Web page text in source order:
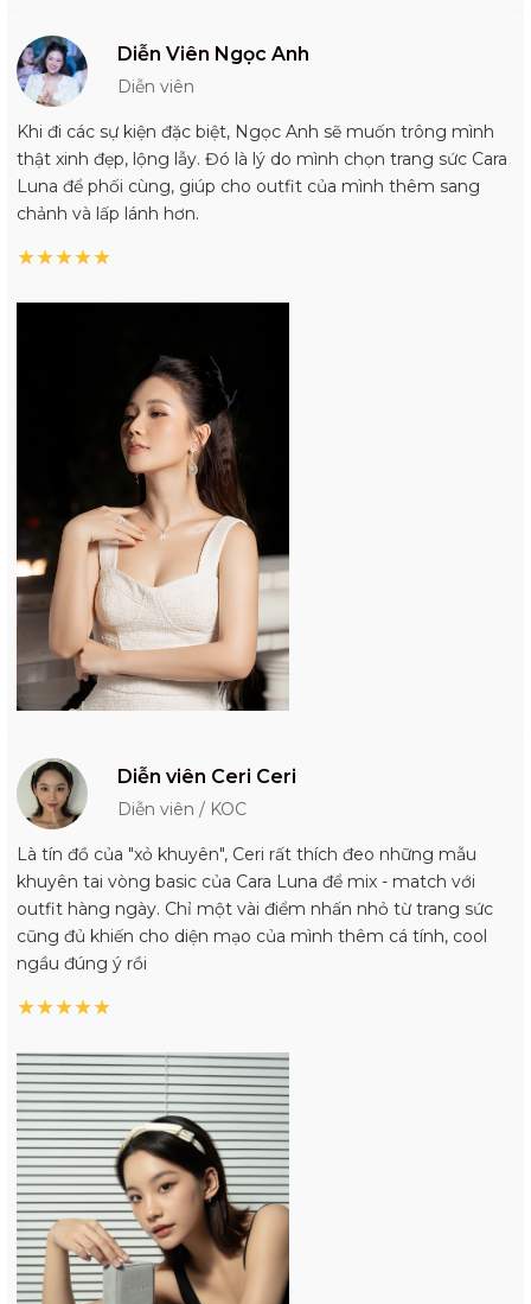
Diễn Viên Ngọc Anh
Diễn viên
Khi đi các sự kiện đặc biệt, Ngọc Anh sẽ muốn trông mình
thật xinh đẹp, lộng lẫy. Đó là lý do mình chọn trang sức Cara
Luna để phối cùng, giúp cho outfit của mình thêm sang
chảnh và lấp lánh hơn.
★★★★★
Diễn viên Ceri Ceri
Diễn viên / KOC
Là tín đồ của "xỏ khuyên", Ceri rất thích đeo những mẫu
khuyên tai vòng basic của Cara Luna để mix - match với
outfit hàng ngày. Chỉ một vài điểm nhấn nhỏ từ trang sức
cũng đủ khiến cho diện mạo của mình thêm cá tính, cool
ngầu đúng ý rồi
★★★★★